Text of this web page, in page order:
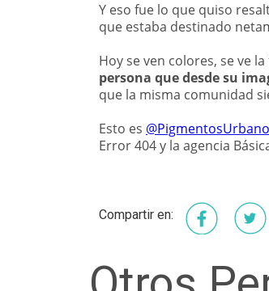
Y eso fue lo que quiso
que estaba destinado
Hoy se ven colores, se ve
persona que desde su
que la misma comunidad
Esto es
Error 404 y la agencia